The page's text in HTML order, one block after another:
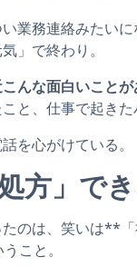
業務連絡みたい
」で終わり。
こんな面白いこと
と、仕事で起きた
を心がけている。
方」で
のは、笑いは**「
こと。